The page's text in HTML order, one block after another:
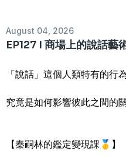
August 04, 2026
EP127 I 商場上的說話藝
「說話」這個人類特有的行
究竟是如何影響彼此之間的
【秦嗣林的鑑定變現課🥇】